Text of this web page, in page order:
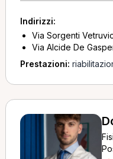
Indirizzi:
Via Sorgenti
Via Alcide De
Prestazioni: